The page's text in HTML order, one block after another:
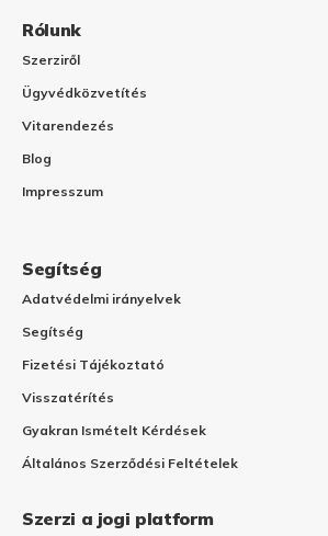
Rólunk
Szerziről
Ügyvédközvetítés
Vitarendezés
Blog
Impresszum
Segítség
Adatvédelmi irányelvek
Segítség
Fizetési Tájékoztató
Visszatérítés
Gyakran Ismételt Kérdések
Általános Szerződési Feltételek
Szerzi a jogi platform